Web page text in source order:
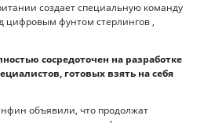
создает специальную команду
цифровым фунтом стерлингов ,
сосредоточен на разработке
готовых взять на себя
объявили, что продолжат